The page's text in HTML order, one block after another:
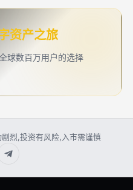
资产之旅
球数百万用户的选择
烈,投资有风险,入市需谨慎